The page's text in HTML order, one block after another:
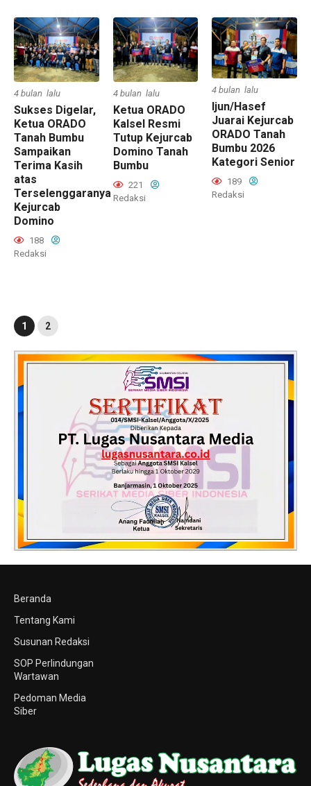
4 bulan lalu
Sukses Digelar,
Ketua ORADO
Tanah Bumbu
Sampaikan
Terima Kasih
atas
Terselenggaranya
Kejurcab
Domino
188
Redaksi
4 bulan lalu
Ketua ORADO
Kalsel Resmi
Tutup Kejurcab
Domino Tanah
Bumbu
221
Redaksi
4 bulan lalu
Ijun/Hasef
Juarai Kejurcab
ORADO Tanah
Bumbu 2026
Kategori Senior
189
Redaksi
1 2
Beranda
Tentang Kami
Susunan Redaksi
SOP Perlindungan
Wartawan
Pedoman Media
Siber